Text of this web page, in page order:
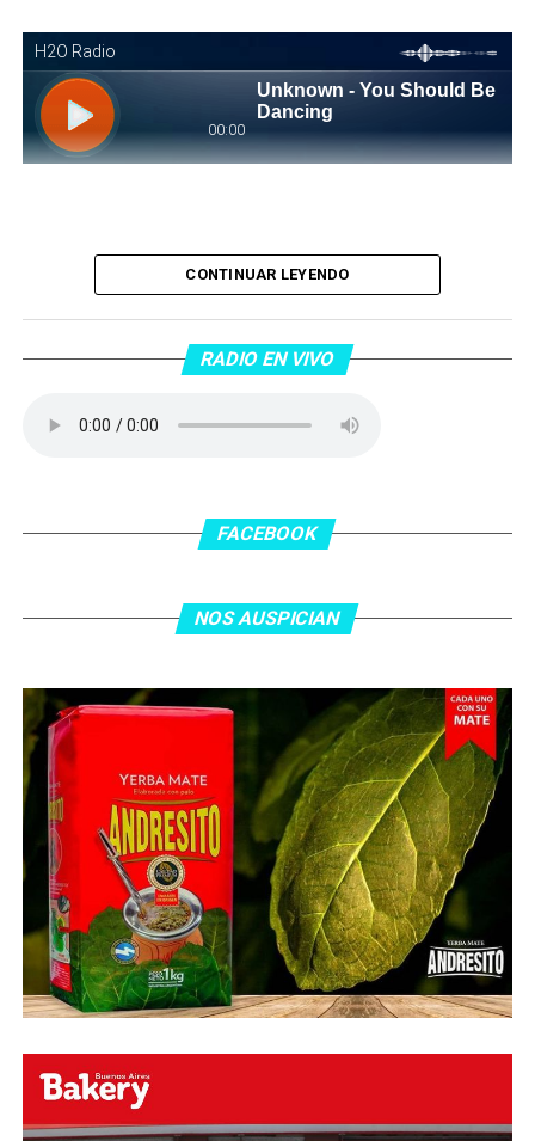
Piantaos por el Tango. Piantaos por el Tango es un
programa radiofónico semanal conducido y dirigido por
Raúl Mamone con el objetivo de difundir el Tango desde
O ingresa
de nuestras redes sociales Te
esperamos en el portal de la #radio con la mejor
información y la mejor #música…
#Folklore #tango
#Rock #Nacional,
#RockInternacional,
#RockandRoll, #Noticias y la mejor #Música
Te
esperamos
Faceboock: H2O Radio
Onlinehttps://www.facebook.com/h2oradioonline
CONTINUAR LEYENDO
RADIO EN VIVO
FACEBOOK
NOS AUSPICIAN